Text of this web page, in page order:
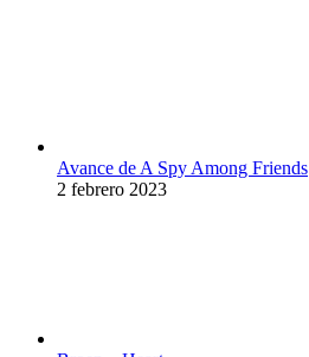
Avance de A Spy Among Friends
2 febrero 2023